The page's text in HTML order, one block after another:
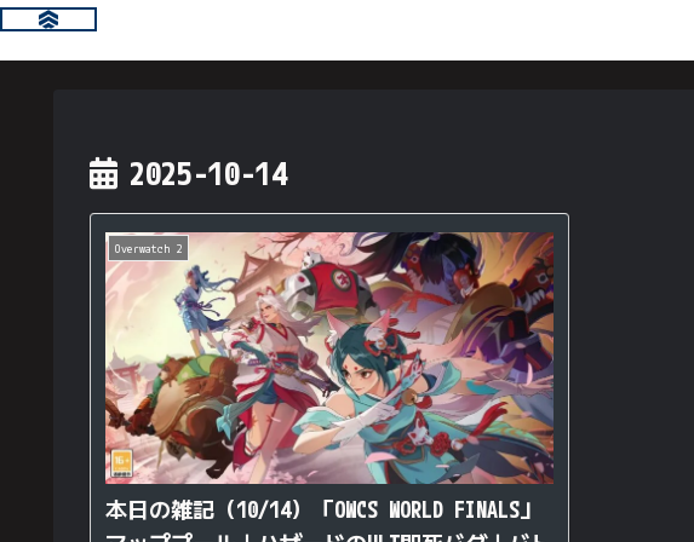
2025-10-14
Overwatch 2
本日の雑記（10/14）「OWCS WORLD FINALS」